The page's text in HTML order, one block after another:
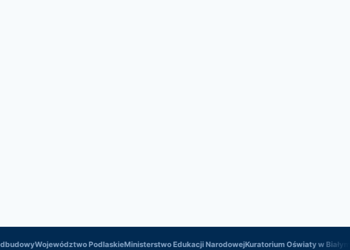
Województwo PodlaskieMinisterstwo Edukacji NarodowejKuratorium Oświaty w